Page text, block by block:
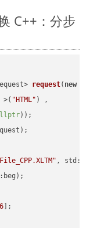
C++：分步
request( new
>(
"HTML" ) ,
))
,
];